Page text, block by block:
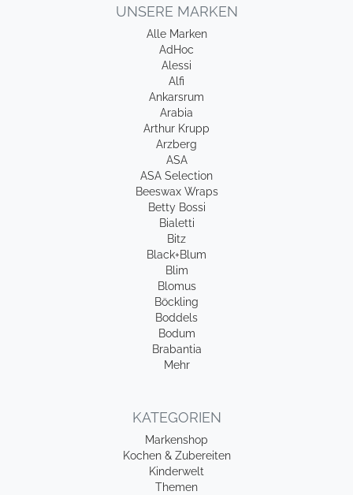
UNSERE MARKEN
Alle Marken
AdHoc
Alessi
Alfi
Ankarsrum
Arabia
Arthur Krupp
Arzberg
ASA
ASA Selection
Beeswax Wraps
Betty Bossi
Bialetti
Bitz
Black+Blum
Blim
Blomus
Böckling
Boddels
Bodum
Brabantia
Mehr
KATEGORIEN
Markenshop
Kochen & Zubereiten
Kinderwelt
Themen